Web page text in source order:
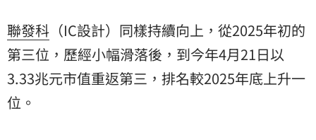
聯發科 （IC設計）同樣持續向上，從2025年初的
第三位，歷經小幅滑落後，到今年4月21日以
3.33兆元市值重返第三，排名較2025年底上升一
位。